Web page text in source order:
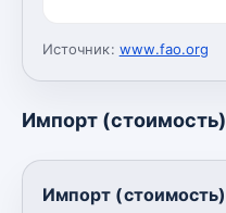
Источник: www.fao.org
Импорт (стоимость)
Импорт (стоимость)